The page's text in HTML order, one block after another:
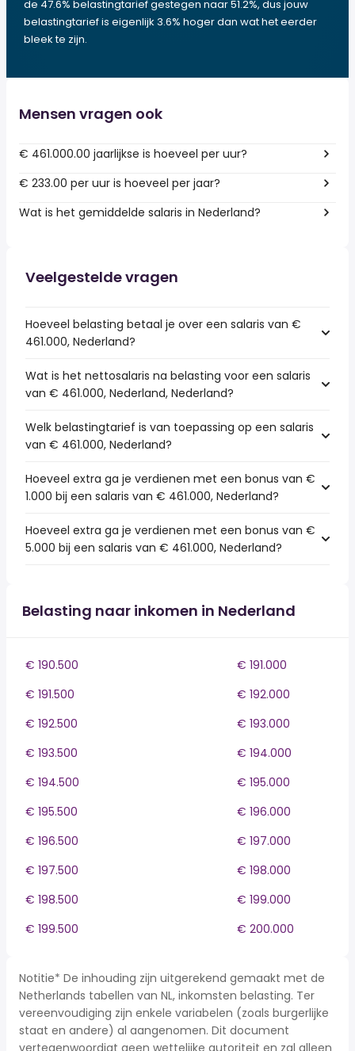
de 47.6% belastingtarief gestegen naar 51.2%, dus jouw
belastingtarief is eigenlijk 3.6% hoger dan wat het eerder
bleek te zijn.
Mensen vragen ook
€ 461.000.00 jaarlijkse is hoeveel per uur?
€ 233.00 per uur is hoeveel per jaar?
Wat is het gemiddelde salaris in Nederland?
Veelgestelde vragen
Hoeveel belasting betaal je over een salaris van €
461.000, Nederland?
Wat is het nettosalaris na belasting voor een salaris
van € 461.000, Nederland, Nederland?
Welk belastingtarief is van toepassing op een salaris
van € 461.000, Nederland?
Hoeveel extra ga je verdienen met een bonus van €
1.000 bij een salaris van € 461.000, Nederland?
Hoeveel extra ga je verdienen met een bonus van €
5.000 bij een salaris van € 461.000, Nederland?
Belasting naar inkomen in Nederland
€ 190.500
€ 191.000
€ 191.500
€ 192.000
€ 192.500
€ 193.000
€ 193.500
€ 194.000
€ 194.500
€ 195.000
€ 195.500
€ 196.000
€ 196.500
€ 197.000
€ 197.500
€ 198.000
€ 198.500
€ 199.000
€ 199.500
€ 200.000
Notitie* De inhouding zijn uitgerekend gemaakt met de
Netherlands tabellen van NL, inkomsten belasting. Ter
vereenvoudiging zijn enkele variabelen (zoals burgerlijke
staat en andere) al aangenomen. Dit document
vertegenwoordigt geen wettelijke autoriteit en zal alleen